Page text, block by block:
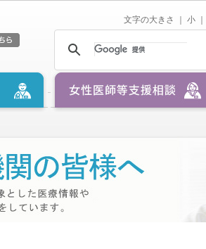
文字の大きさ ｜ 小